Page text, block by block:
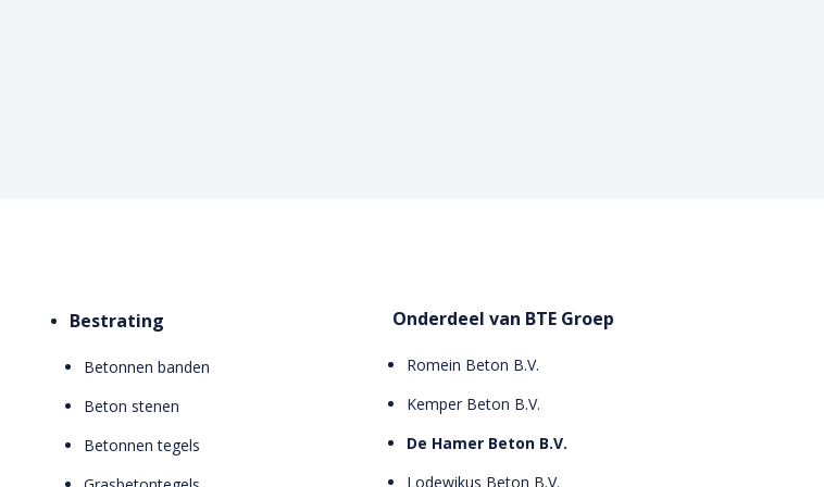
Bestrating
Betonnen banden
Beton stenen
Betonnen tegels
Onderdeel van BTE Groep
Romein Beton B.V.
Kemper Beton B.V.
De Hamer Beton B.V.
Lodewikus Beton B.V.